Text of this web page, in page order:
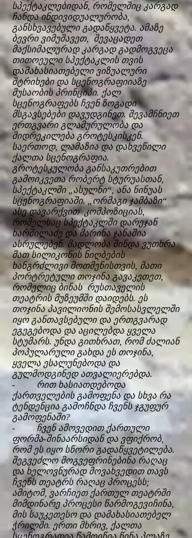
სპექტაკლებიდან, რომელშიც კარგად
ჩანდა ინდივიდუალურობა,
განსხვავებული გადაწყვეტა. ამაზე
ბევრი ვიმუშავეთ, შევაცადეთ
მაქსიმალურად კარგად გადმოგვეცა
თითოეული სპექტაკლის თვის
დამახასიათებელი ვიზუალური
შტრიხები და სცენოგრაფიიაზე
მუსაობის პრინციპი. ქალ
სცენოგრაფებს ჩვენ ზოგადი
მსგავსებები დავუდგინეთ. შევამჩნიეთ
ერთგვარი გლამურულობა და
მიდრეკილება გროტესკისკენ.
საერთოდ, ლამაზია და დახვეწილი
ქალთა სცენოგრაფია.
გროტესკულობა განსაკუთრებით
გამოიკვეთა რობერტ სტურუასთან,
სპექტაკლში „ასულნი“, ანა ნინუას
სცენოგრაფიაში. „ორმაგი ჯამბაზი“
ასე დავარქვით კომპოზიციას,
რომელსაც სპექტაკლში დარეჯან
ხარშილაძე და მარინა ჯანაშია
ასრულებენ. მადლობა მინდა ვუთხრა
მათ სილიკონის ნიღბების
ხანგრძლივი მოთმენისთვის, მათი
პორტრეტული თოჯინა გავაკეთეთ,
რომელიც ბინას რუსთაველის
თეატრის მუზეუმში დაიდებს. ეს
თოჯინა პავილიონის შემოსასვლელში
იყო განთავსებული და ერთგვარად
ეგეგებოდა და აცილებდა ყველა
სტუმარს. უნდა გითხრათ, რომ ძალიან
პოპულარული გახდა ეს თოჯინა,
ყველა ესალუნებოდა და
გულმოდგინედ ათვალიერებდა.
- რით ხასიათდებოდა
ქართველების გამოფენა და სხვა რა
ტენდენცია გამოჩნდა ჩვენს ჯგუფურ
გამოფენაში?
- ჩვენ ამოვედით ქართული
ფორმა-შინაარსიდან და ვფიქრობ,
რომ ეს იყო სწორი გადაწყვეტილება.
შეგვეძლო მოგვეფრინებინა რაღაც
და ხელოვნურად მოვახვედით თავს
ჩვენს თეატრს რაღაც პროცესს;
ამიტომ, ვარჩიეთ ქართულ თეატრში
მიმდინარე პროცესი წარმოგევიჩინა,
მის საუკეთესო და დამახასიათებელ
ჭრილში. ერთი მხრივ, ქალთა